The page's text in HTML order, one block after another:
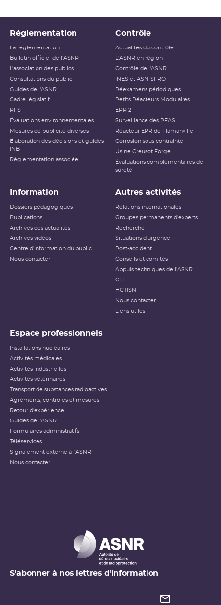
Réglementation
La réglementation
Bulletin officiel de l'ASNR
L’association des publics
Consultations du public
Guides de l'ASNR
Cadre législatif
RFS
Évaluations environnementales
Mesures de publicité diverses
Élaboration des décisions et guides
INB
Réglementation associée
Contrôle
Actualités du contrôle
L'ASNR en région
Contrôle de l'ASNR
INES et ASN-SFRO
Réexamens périodiques
Petits Réacteurs Modulaires
EPR 2
Surveillance des PFAS
Réacteur EPR de Flamanville
Corrosion sous contrainte
Usine Creusot Forge
Évaluations complémentaires de
sûreté
Information
Dossiers pédagogiques
Publications
Archives des actualités
Archives vidéos
Centre d'information du public
Nous contacter
Autres activités
Relations internationales
Groupes permanents d'experts
Recherche
Situations d'urgence
Post-accident
Conseils et comités
Appuis techniques de l'ASNR
CLI
HCTISN
Nous contacter
Liens utiles
Espace professionnels
Installations nucléaires
Activités médicales
Activités industrielles
Activités vétérinaires
Transport de substances radioactives
Agréments, contrôles et mesures
Retour d'expérience
Guides de l'ASNR
Formulaires administratifs
Téléservices
Signalement externe à l'ASNR
Nous contacter
S'abonner à nos lettres d'information
Types de